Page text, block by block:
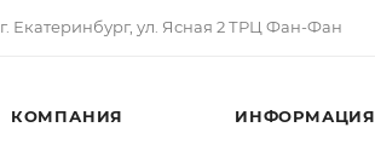
г. Екатеринбург, ул. Ясная 2 ТРЦ Фан-Фан
КОМПАНИЯ ИНФОРМАЦИЯ